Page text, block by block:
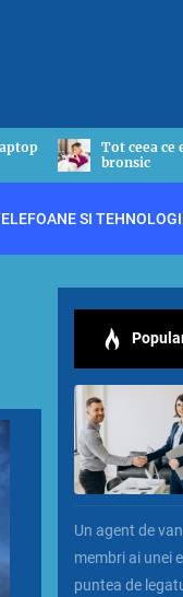
sa stii despre astmul
SI
Un agent de
membri ai unei
puntea de